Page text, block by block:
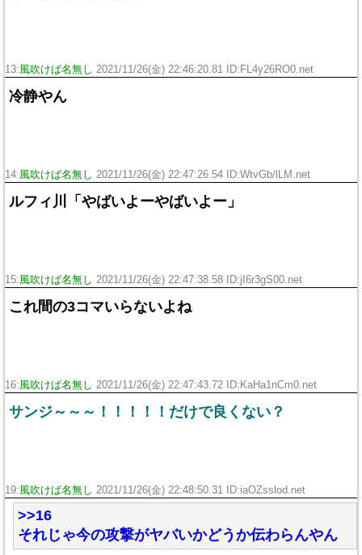
13:風吹けば名無し 2021/11/26(金) 22:46:20.81 ID:FL4y26RO0.net
冷静やん
14:風吹けば名無し 2021/11/26(金) 22:47:26.54 ID:WtvGb/lLM.net
ルフィ川「やばいよーやばいよー」
15:風吹けば名無し 2021/11/26(金) 22:47:38.58 ID:jI6r3gS00.net
これ間の3コマいらないよね
16:風吹けば名無し 2021/11/26(金) 22:47:43.72 ID:KaHa1nCm0.net
サンジ～～～！！！！！だけで良くない？
19:風吹けば名無し 2021/11/26(金) 22:48:50.31 ID:iaOZsslod.net
>>16
それじゃ今の攻撃がヤバいかどうか伝わらんやん